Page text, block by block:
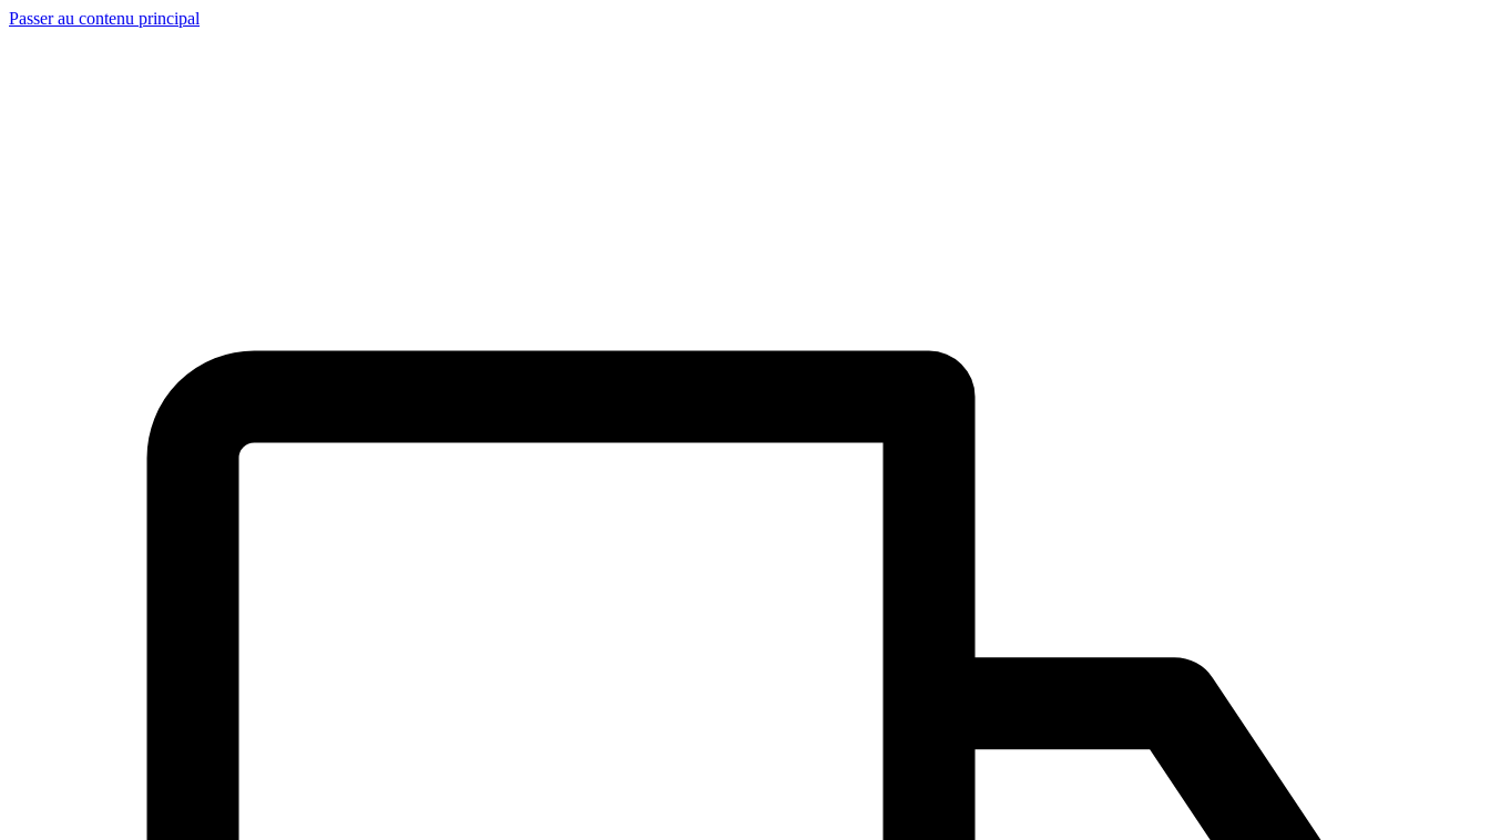
Passer au contenu principal